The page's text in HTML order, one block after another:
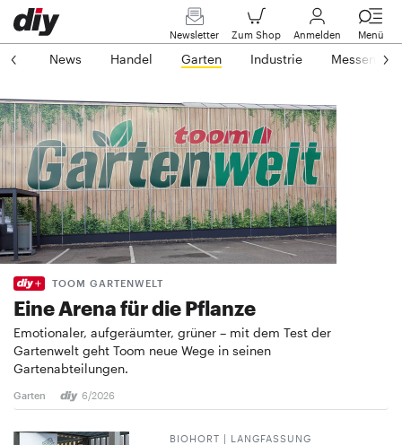
Newsletter Zum Shop Anmelden Menü
News Handel Garten Industrie Messen
TOOM GARTENWELT
Eine Arena für die Pflanze
Emotionaler, aufgeräumter, grüner – mit dem Test der
Gartenwelt geht Toom neue Wege in seinen
Gartenabteilungen.
Garten 6/2026
BIOHORT | LANGFASSUNG